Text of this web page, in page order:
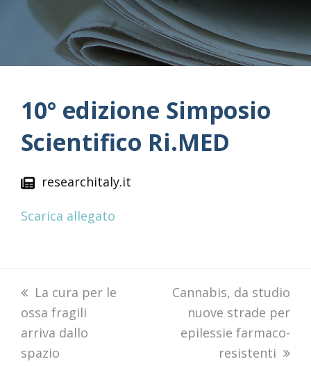
10° edizione Simposio
Scientifico Ri.MED
researchitaly.it
Scarica allegato
previous
post:
La cura per le
ossa fragili
arriva dallo
spazio
next
post:
Cannabis, da studio
nuove strade per
epilessie farmaco-
resistenti